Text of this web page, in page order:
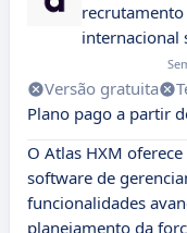
recrutamento
internacional
Versão gratuita
Plano pago a partir
O Atlas HXM
software de
funcionalidades
planejamento da